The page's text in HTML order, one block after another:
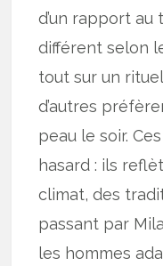
d’un rapport au
différent selon
tout sur un
d’autres
peau le soir.
hasard : ils
climat, des
passant par
les hommes